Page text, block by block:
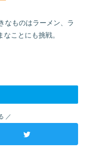
なものはラーメン、ラ
ことにも挑戦。